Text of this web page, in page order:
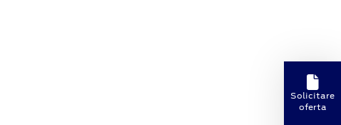
Solicitare
oferta